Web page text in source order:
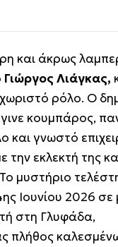
και άκρως
Γιώργος Λιάγκας,
ρόλο. Ο
κουμπάρος,
και γνωστό
την εκλεκτή της
Το μυστήριο
Ιουνίου 2026 σε
στη Γλυφάδα,
πλήθος